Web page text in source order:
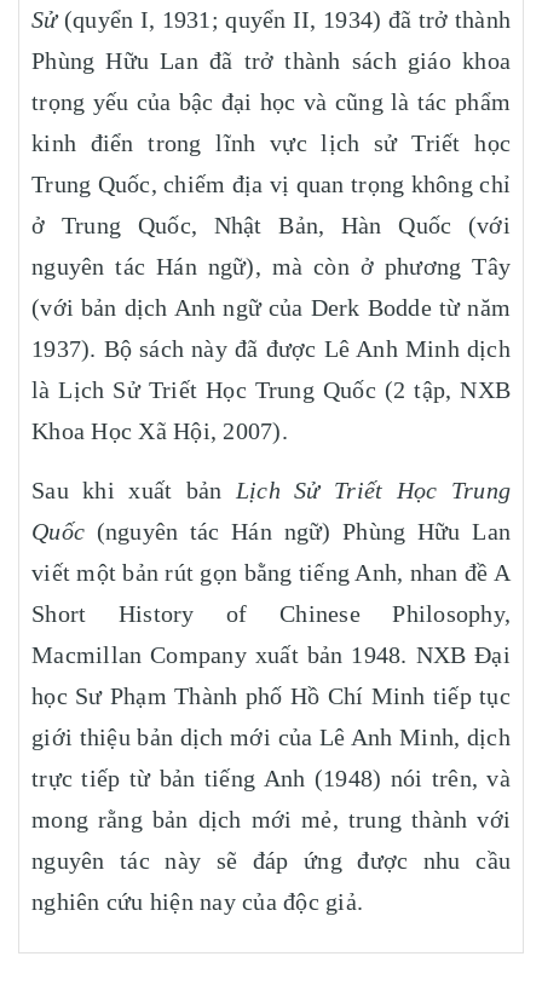
Sử (quyển I, 1931; quyển II, 1934) đã trở thành
Phùng Hữu Lan đã trở thành sách giáo khoa
trọng yếu của bậc đại học và cũng là tác phẩm
kinh điển trong lĩnh vực lịch sử Triết học
Trung Quốc, chiếm địa vị quan trọng không chỉ
ở Trung Quốc, Nhật Bản, Hàn Quốc (với
nguyên tác Hán ngữ), mà còn ở phương Tây
(với bản dịch Anh ngữ của Derk Bodde từ năm
1937). Bộ sách này đã được Lê Anh Minh dịch
là Lịch Sử Triết Học Trung Quốc (2 tập, NXB
Khoa Học Xã Hội, 2007).
Sau khi xuất bản Lịch Sử Triết Học Trung
Quốc (nguyên tác Hán ngữ) Phùng Hữu Lan
viết một bản rút gọn bằng tiếng Anh, nhan đề A
Short History of Chinese Philosophy,
Macmillan Company xuất bản 1948. NXB Đại
học Sư Phạm Thành phố Hồ Chí Minh tiếp tục
giới thiệu bản dịch mới của Lê Anh Minh, dịch
trực tiếp từ bản tiếng Anh (1948) nói trên, và
mong rằng bản dịch mới mẻ, trung thành với
nguyên tác này sẽ đáp ứng được nhu cầu
nghiên cứu hiện nay của độc giả.